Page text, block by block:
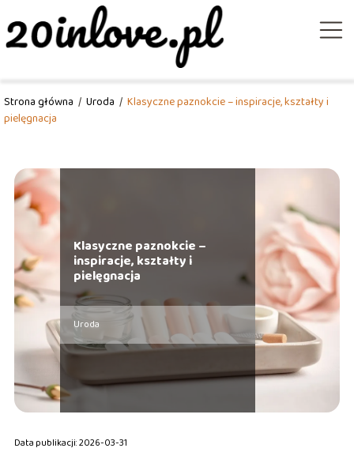
Strona główna / Uroda / Klasyczne paznokcie – inspiracje, kształty i
pielęgnacja
Klasyczne paznokcie –
inspiracje, kształty i
pielęgnacja
Uroda
Data publikacji: 2026-03-31